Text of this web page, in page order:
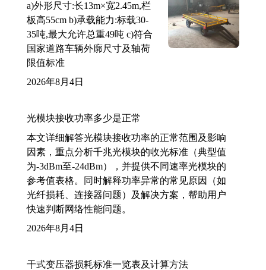
a)外形尺寸:长13m×宽2.45m,栏
板高55cm b)承载能力:标载30-
35吨,最大允许总重49吨 c)符合
国家道路车辆外廓尺寸及轴荷
限值标准
2026年8月4日
光模块接收功率多少是正常
本文详细解答光模块接收功率的正常范围及影响
因素，重点分析千兆光模块的收光标准（典型值
为-3dBm至-24dBm），并提供不同速率光模块的
参考值表格。同时解释功率异常的常见原因（如
光纤损耗、连接器问题）及解决方案，帮助用户
快速判断网络性能问题。
2026年8月4日
干式变压器损耗标准一览表及计算方法